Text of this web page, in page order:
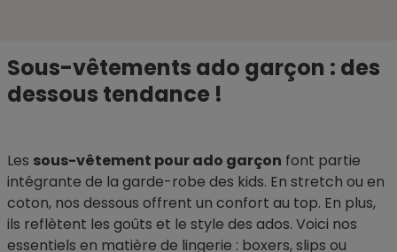
Sous-vêtements ado garçon : des
dessous tendance !
Les sous-vêtement pour ado garçon font partie
intégrante de la garde-robe des kids. En stretch ou en
coton, nos dessous offrent un confort au top. En plus,
ils reflètent les goûts et le style des ados. Voici nos
essentiels en matière de lingerie : boxers, slips ou